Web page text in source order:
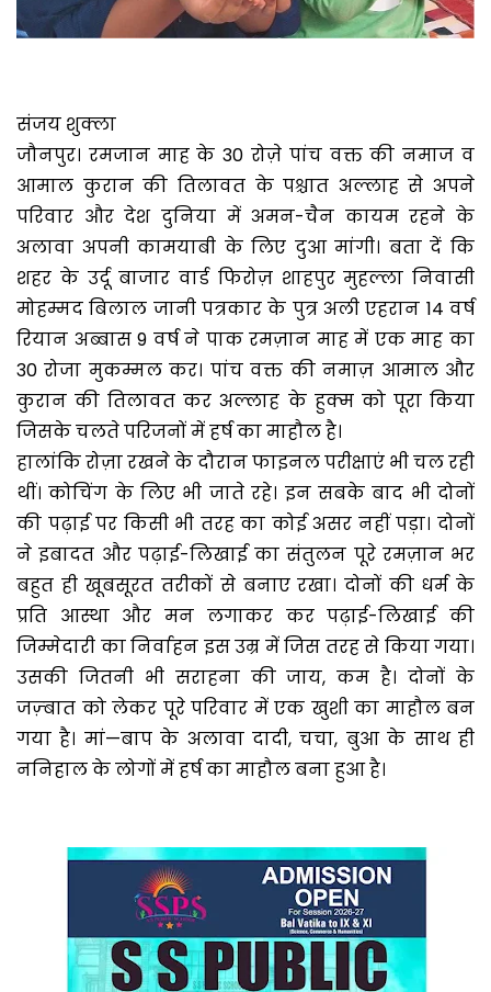
संजय शुक्ला
जौनपुर। रमजान माह के 30 रोज़े पांच वक्त की नमाज व
आमाल कुरान की तिलावत के पश्चात अल्लाह से अपने
परिवार और देश दुनिया में अमन-चैन कायम रहने के
अलावा अपनी कामयाबी के लिए दुआ मांगी। बता दें कि
शहर के उर्दू बाजार वार्ड फिरोज़ शाहपुर मुहल्ला निवासी
मोहम्मद बिलाल जानी पत्रकार के पुत्र अली एहरान 14 वर्ष
रियान अब्बास 9 वर्ष ने पाक रमज़ान माह में एक माह का
30 रोजा मुकम्मल कर। पांच वक्त की नमाज़ आमाल और
कुरान की तिलावत कर अल्लाह के हुक्म को पूरा किया
जिसके चलते परिजनों में हर्ष का माहौल है।
हालांकि रोज़ा रखने के दौरान फाइनल परीक्षाएं भी चल रही
थीं। कोचिंग के लिए भी जाते रहे। इन सबके बाद भी दोनों
की पढ़ाई पर किसी भी तरह का कोई असर नहीं पड़ा। दोनों
ने इबादत और पढ़ाई-लिखाई का संतुलन पूरे रमज़ान भर
बहुत ही खूबसूरत तरीकों से बनाए रखा। दोनों की धर्म के
प्रति आस्था और मन लगाकर कर पढ़ाई-लिखाई की
जिम्मेदारी का निर्वाहन इस उम्र में जिस तरह से किया गया।
उसकी जितनी भी सराहना की जाय, कम है। दोनों के
जज़्बात को लेकर पूरे परिवार में एक खुशी का माहौल बन
गया है। मां—बाप के अलावा दादी, चचा, बुआ के साथ ही
ननिहाल के लोगों में हर्ष का माहौल बना हुआ है।